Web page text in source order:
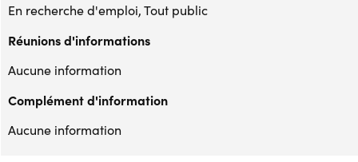
En recherche d'emploi, Tout public
Réunions d'informations
Aucune information
Complément d'information
Aucune information